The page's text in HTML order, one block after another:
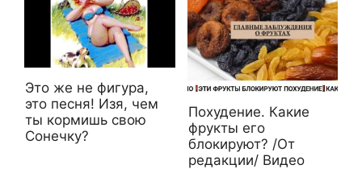
Это же не фигура,
это песня! Изя, чем
ты кормишь свою
Сонечку?
Похудение. Какие
фрукты его
блокируют? /От
редакции/ Видео